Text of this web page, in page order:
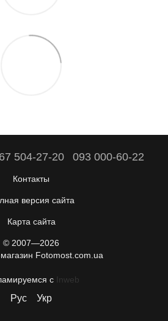
504-27-20 093 000-60-22
Контакты
версия сайта
Карта сайта
© 2007—2026
Fotomost.com.ua
с Inweb
Рус Укр